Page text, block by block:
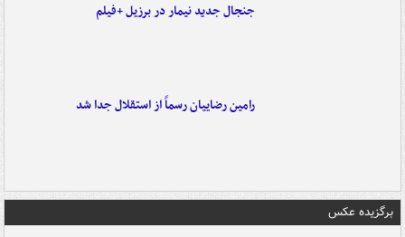
جنجال جدید نیمار در برزیل +فیلم
رامین رضاییان رسماً از استقلال جدا شد
برگزیده عکس